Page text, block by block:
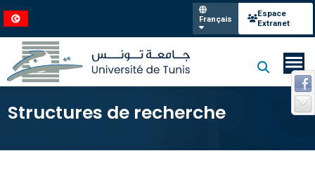
Français
Espace
Extranet
Structures de recherche